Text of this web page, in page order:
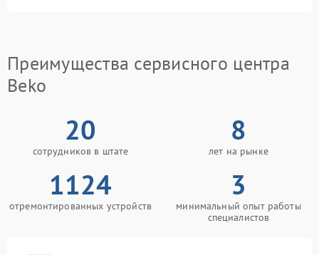
Преимущества сервисного центра
Beko
20
сотрудников в штате
8
лет на рынке
1124
отремонтированных устройств
3
минимальный опыт работы
специалистов